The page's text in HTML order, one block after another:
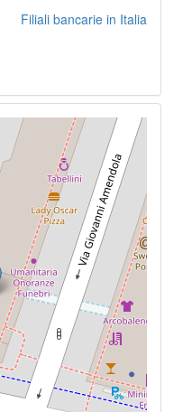
Filiali bancarie in Italia